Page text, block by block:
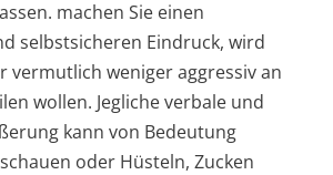
machen Sie einen
selbstsicheren Eindruck, wird
vermutlich weniger aggressiv an
wollen. Jegliche verbale und
kann von Bedeutung
oder Hüsteln, Zucken